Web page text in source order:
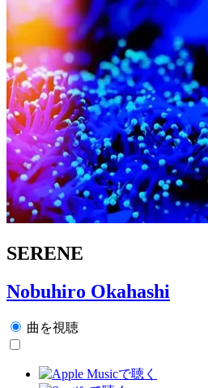
SERENE
Nobuhiro Okahashi
曲を視聴